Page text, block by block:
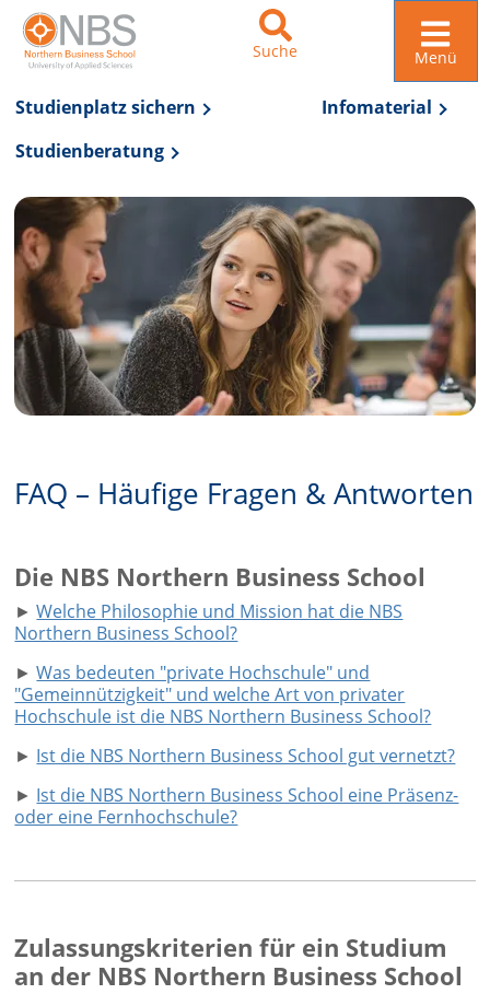
Zur Navigation springen
Zum Inhalt springen
Suche Menü
Studienplatz sichern
Infomaterial
Studienberatung
FAQ – Häufige Fragen & Antworten
Die NBS Northern Business School
►Welche Philosophie und Mission hat die NBS
Northern Business School?
►Was bedeuten "private Hochschule" und
"Gemeinnützigkeit" und welche Art von privater
Hochschule ist die NBS Northern Business School?
► Ist die NBS Northern Business School gut vernetzt?
► Ist die NBS Northern Business School eine Präsenz-
oder eine Fernhochschule?
Zulassungskriterien für ein Studium
an der NBS Northern Business School